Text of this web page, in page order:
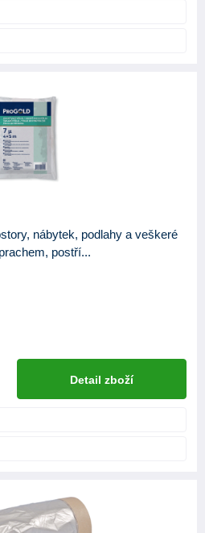
nábytek, podlahy a veškeré
postří...
Detail zboží